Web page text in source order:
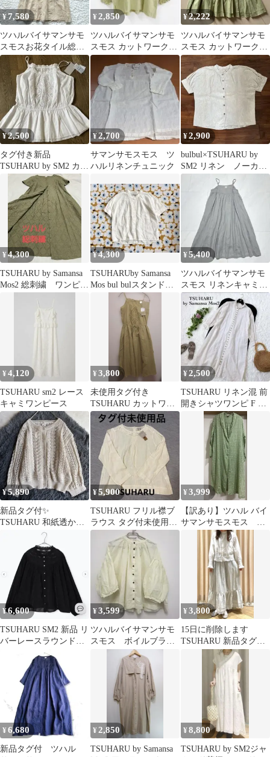
¥7,580
ツハルバイサマンサモ
スモスお花タイル総刺
繍前後着ワンピース
2way
¥2,850
ツハルバイサマンサモ
スモス カットワークチ
ュニックブラウス SM2
リネン混
¥2,222
ツハルバイサマンサモ
スモス カットワークキ
ャミブラウス イエロー
ピスタチオ
¥2,500
タグ付き新品
TSUHARU by SM2 カッ
トワークキャミソール
ブラウス
¥2,700
サマンサモスモス ツ
ハルリネンチュニック
¥2,900
bulbul×TSUHARU by
SM2 リネン ノーカラ
ー ブラウス 半袖
¥4,300
TSUHARU by Samansa
Mos2 総刺繍 ワンピー
¥4,300
TSUHARUby Samansa
Mos bul bulスタンドカ
ラーブラウス
¥5,400
ツハルバイサマンサモ
スモス リネンキャミワ
ンピース フラワー刺繍
グレー F
¥4,120
TSUHARU sm2 レース
キャミワンピース
¥3,800
未使用タグ付き
TSUHARU カットワー
クロングキャミワンピ
¥2,500
TSUHARU リネン混 前
開きシャツワンピ F ナ
チュラル 羽織り2way
¥5,890
新品タグ付✨
TSUHARU 和紙透かし
編みニットカーディガ
ン キナリ F
¥5,900
TSUHARU フリル襟ブ
ラウス タグ付未使用
品 麻 リネン サマ
ンサモスモス
¥3,999
【訳あり】ツハル バイ
サマンサモスモス ラ
イトアウター
¥6,600
TSUHARU SM2 新品 リ
バーレースラウンド切
替ブラウス ブラック
¥3,599
ツハルバイサマンサモ
スモス ボイルブラウ
ス イエロー【新品】
¥3,800
15日に削除します
TSUHARU 新品タグ
付 チュール前後着裾
レースベスト
¥ 6,680
新品タグ付 ツハル
¥ 2,850
TSUHARU by Samansa
¥8,800
TSUHARU by SM2ジャ